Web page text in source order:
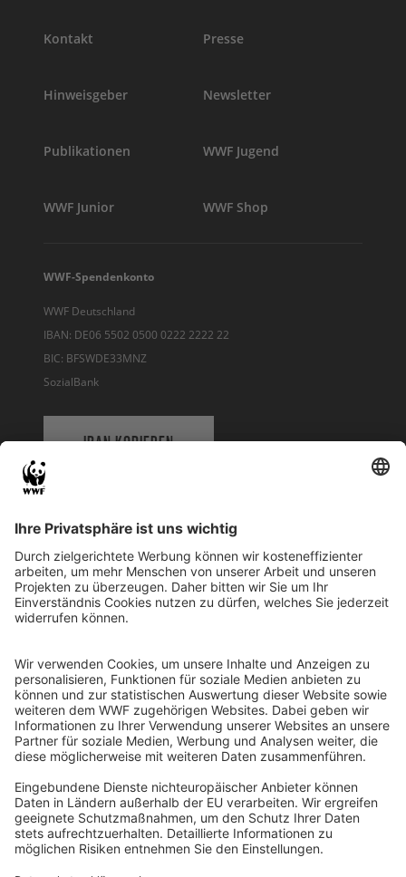
Kontakt Presse
Hinweisgeber Newsletter
Publikationen WWF Jugend
WWF Junior WWF Shop
WWF-Spendenkonto
WWF Deutschland
IBAN: DE06 5502 0500 0222 2222 22
BIC: BFSWDE33MNZ
SozialBank
IBAN KOPIEREN
WWF Deutschland
Reinhardtstr. 18
10117 Berlin
Ihre Spende kann steuerlich geltend gemacht werden
Registriert als Stiftung WWF Deutschland, Senatsverwaltung für
Justiz Berlin, Az: 3416/976/2
Umsatzsteuer-Identifikationsnummer: DE 114236103
Freistellungsbescheid: Als gemeinnützige Körperschaft befreit
von der Körperschaftssteuer gem. §5 I 9 KStg. unter der
Steuernummer 27/641/09321